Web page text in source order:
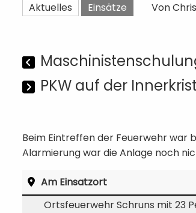
Aktuelles Einsätze Von
PKW auf der
Beim Eintreffen der Feuerwehr war
Alarmierung war die Anlage noch
Am Einsatzort
Ortsfeuerwehr Schruns mit 23